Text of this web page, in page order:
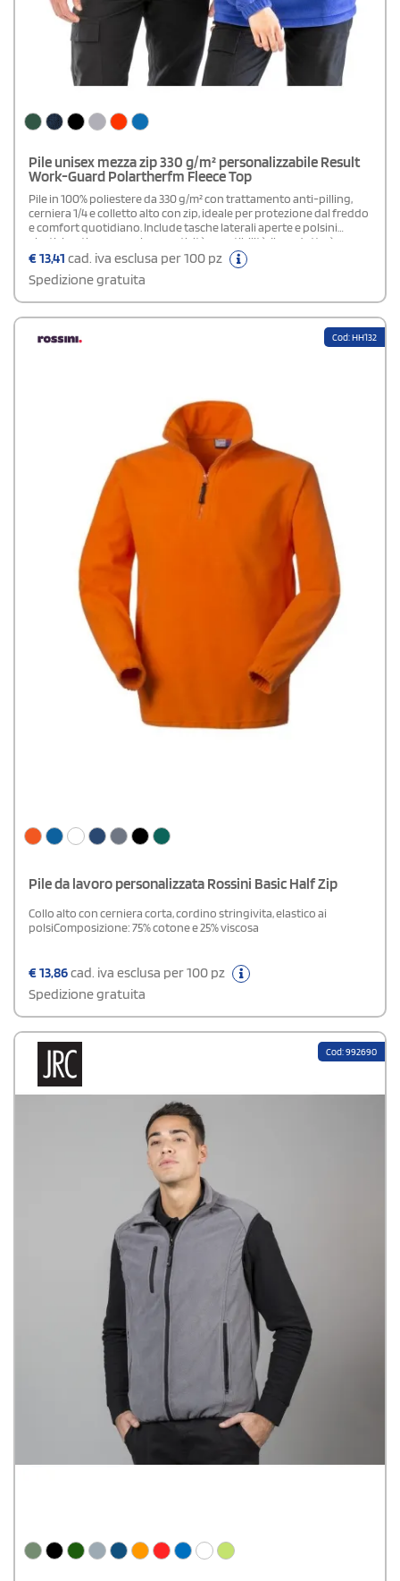
Pile unisex mezza zip 330 g/m² personalizzabile Result
Work-Guard Polartherfm Fleece Top
Pile in 100% poliestere da 330 g/m² con trattamento anti-pilling,
cerniera 1/4 e colletto alto con zip, ideale per protezione dal freddo
e comfort quotidiano. Include tasche laterali aperte e polsini
elasticizzati per maggiore praticità e vestibilità. Il prodotto è
personalizzabile con loghi, scritte o grafiche originali, perfetto
come gadget promozionale, regalo aziendale o merchandising
sportivo e casual. Unisce stile, funzionalità e visibilità del brand,
ideale per attività all’aperto o uso urbano.
€13,41 cad. iva esclusa per 100 pz
Spedizione gratuita
Cod: HH132
Pile da lavoro personalizzata Rossini Basic Half Zip
Collo alto con cerniera corta, cordino stringivita, elastico ai
polsiComposizione: 75% cotone e 25% viscosa
€13,86cad. iva esclusa per 100 pz
Spedizione gratuita
Cod: 992690